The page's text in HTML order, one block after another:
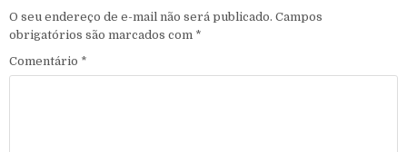
O seu endereço de e-mail não será publicado. Campos
obrigatórios são marcados com *
Comentário *